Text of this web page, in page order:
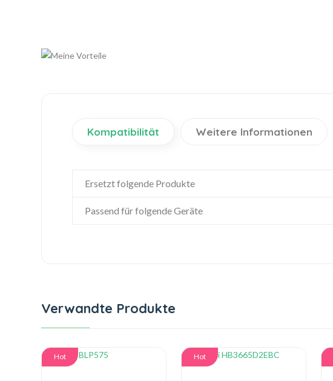
Kompatibilität Weitere Informationen
Ersetzt folgende Produkte
Passend für folgende Geräte
Verwandte Produkte
Hot Hot